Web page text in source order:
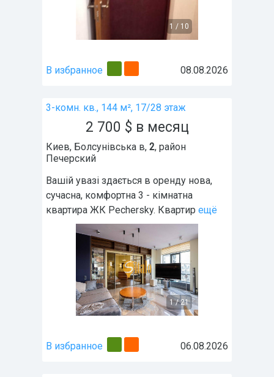
1 / 10
В избранное 08.08.2026
3-комн. кв., 144 м², 17/28 этаж
2 700 $ в месяц
Киев, Болсунівська в, 2, район
Печерский
Вашій увазі здається в оренду нова,
сучасна, комфортна 3 - кімнатна
квартира ЖК Pechersky. Квартир ещё
1/21
В избранное 06.08.2026